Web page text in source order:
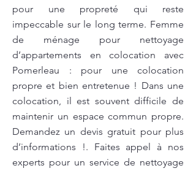
pour une propreté qui reste
impeccable sur le long terme. Femme
de ménage pour nettoyage
d’appartements en colocation avec
Pomerleau : pour une colocation
propre et bien entretenue ! Dans une
colocation, il est souvent difficile de
maintenir un espace commun propre.
Demandez un devis gratuit pour plus
d’informations !. Faites appel à nos
experts pour un service de nettoyage